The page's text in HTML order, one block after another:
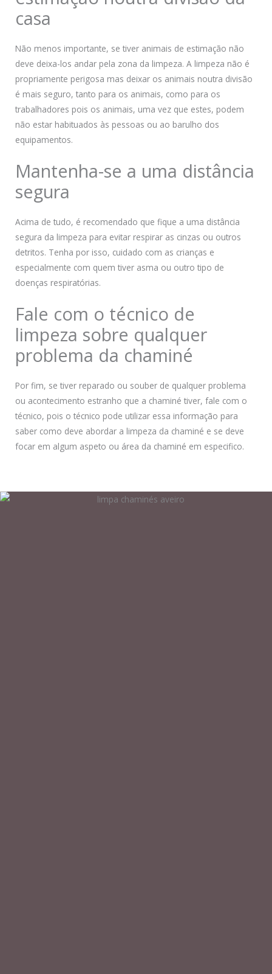
casa
Não menos importante, se tiver animais de estimação não
deve deixa-los andar pela zona da limpeza. A limpeza não é
propriamente perigosa mas deixar os animais noutra divisão
é mais seguro, tanto para os animais, como para os
trabalhadores pois os animais, uma vez que estes, podem
não estar habituados às pessoas ou ao barulho dos
equipamentos.
Mantenha-se a uma distância
segura
Acima de tudo, é recomendado que fique a uma distância
segura da limpeza para evitar respirar as cinzas ou outros
detritos. Tenha por isso, cuidado com as crianças e
especialmente com quem tiver asma ou outro tipo de
doenças respiratórias.
Fale com o técnico de
limpeza sobre qualquer
problema da chaminé
Por fim, se tiver reparado ou souber de qualquer problema
ou acontecimento estranho que a chaminé tiver, fale com o
técnico, pois o técnico pode utilizar essa informação para
saber como deve abordar a limpeza da chaminé e se deve
focar em algum aspeto ou área da chaminé em especifico.